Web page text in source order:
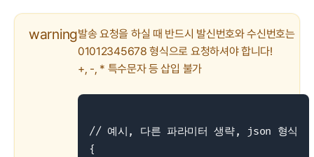
warning발송 요청을 하실 때 반드시 발신번호와 수신번호는
01012345678 형식으로 요청하셔야 합니다!
+, -, * 특수문자 등 삽입 불가
// 예시, 다른 파라미터 생략, json 형식
{